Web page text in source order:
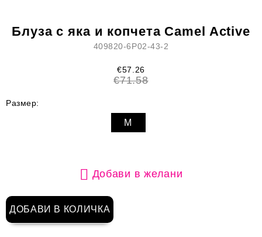
Блуза с яка и копчета Camel Active
409820-6P02-43-2
€57.26
€71.58
Размер:
M
Добави в желани